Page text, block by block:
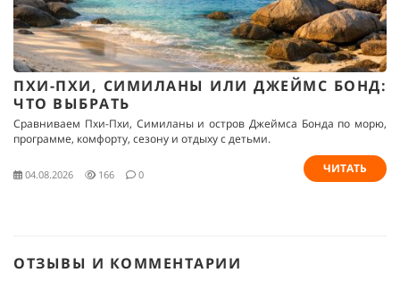
ПХИ-ПХИ, СИМИЛАНЫ ИЛИ ДЖЕЙМС БОНД:
ЧТО ВЫБРАТЬ
Сравниваем Пхи-Пхи, Симиланы и остров Джеймса Бонда по морю,
программе, комфорту, сезону и отдыху с детьми.
04.08.2026 166 0 ЧИТАТЬ
ОТЗЫВЫ И КОММЕНТАРИИ